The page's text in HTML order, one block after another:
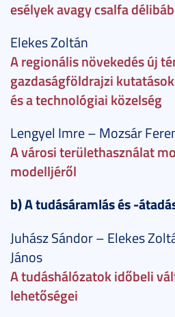
esélyek avagy csalfa
Elekes Zoltán
A regionális növekedés új
gazdaságföldrajzi
és a technológiai közelség
Lengyel Imre – Mozsár
A városi területhasználat
modelljéről
b) A tudásáramlás és -
Juhász Sándor – Elekes
János
A tudáshálózatok időbeli
lehetőségei